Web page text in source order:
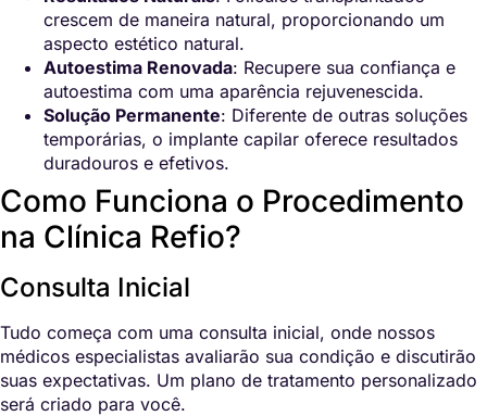
crescem de maneira natural, proporcionando um
aspecto estético natural.
Autoestima Renovada: Recupere sua confiança e
autoestima com uma aparência rejuvenescida.
Solução Permanente: Diferente de outras soluções
temporárias, o implante capilar oferece resultados
duradouros e efetivos.
Como Funciona o Procedimento
na Clínica Refio?
Consulta Inicial
Tudo começa com uma consulta inicial, onde nossos
médicos especialistas avaliarão sua condição e discutirão
suas expectativas. Um plano de tratamento personalizado
será criado para você.